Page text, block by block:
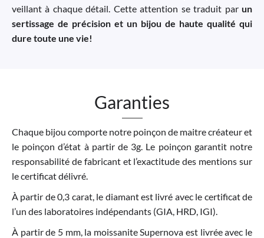
veillant à chaque détail. Cette attention se traduit par un
sertissage de précision et un bijou de haute qualité qui
dure toute une vie!
Garanties
Chaque bijou comporte notre poinçon de maitre créateur et
le poinçon d’état à partir de 3g. Le poinçon garantit notre
responsabilité de fabricant et l’exactitude des mentions sur
le certificat délivré.
À partir de 0,3 carat, le diamant est livré avec le certificat de
l’un des laboratoires indépendants (GIA, HRD, IGI).
À partir de 5 mm, la moissanite Supernova est livrée avec le